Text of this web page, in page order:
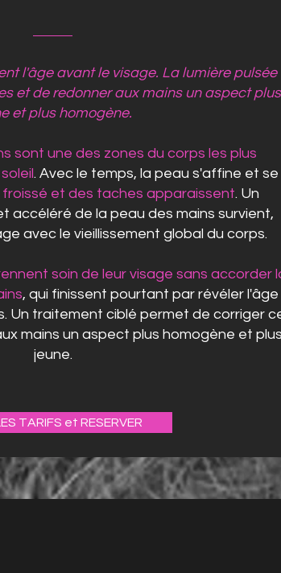
l'âge avant le visage. La lumière pulsée
et de redonner aux mains un aspect plus
et plus homogène.
sont une des zones du corps les plus
. Avec le temps, la peau s'affine et se
et des taches apparaissent. Un
accéléré de la peau des mains survient,
avec le vieillissement global du corps.
soin de leur visage sans accorder
, qui finissent pourtant par révéler l'âge
Un traitement ciblé permet de corriger
mains un aspect plus homogène et plus
jeune.
TARIFS et RESERVER